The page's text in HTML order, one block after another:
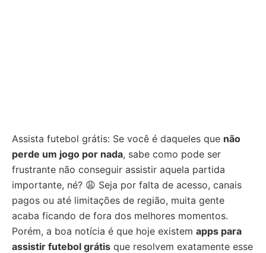
Assista futebol grátis: Se você é daqueles que não
perde um jogo por nada, sabe como pode ser
frustrante não conseguir assistir aquela partida
importante, né? 😩 Seja por falta de acesso, canais
pagos ou até limitações de região, muita gente
acaba ficando de fora dos melhores momentos.
Porém, a boa notícia é que hoje existem apps para
assistir futebol grátis que resolvem exatamente esse